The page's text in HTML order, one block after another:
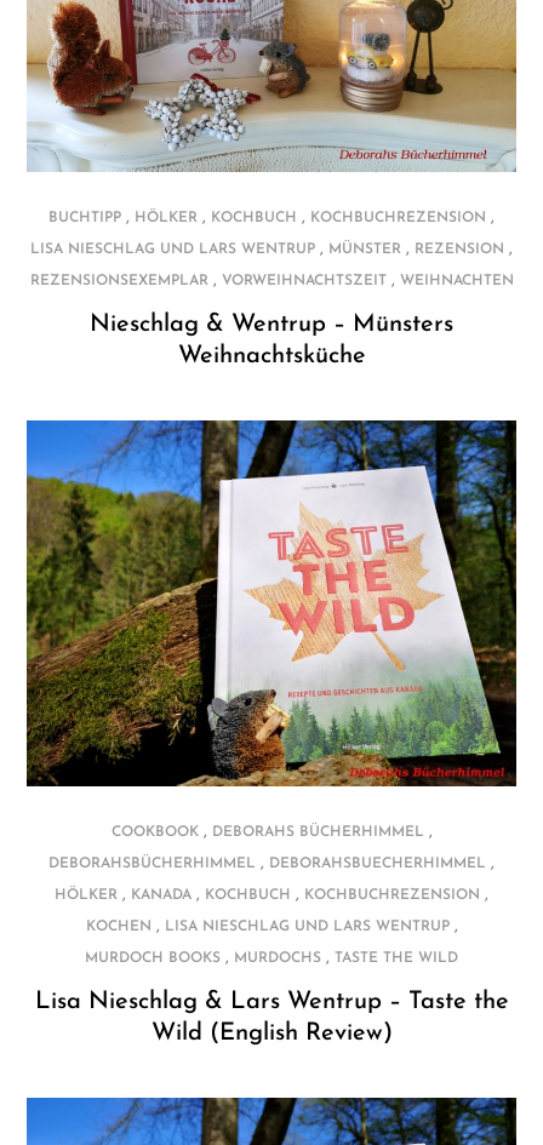
BUCHTIPP , HÖLKER , KOCHBUCH , KOCHBUCHREZENSION ,
LISA NIESCHLAG UND LARS WENTRUP , MÜNSTER , REZENSION ,
REZENSIONSEXEMPLAR, VORWEIHNACHTSZEIT, WEIHNACHTEN
Nieschlag & Wentrup – Münsters
Weihnachtsküche
COOKBOOK, DEBORAHS BÜCHERHIMMEL ,
DEBORAHSBÜCHERHIMMEL , DEBORAHSBUECHERHIMMEL ,
HÖLKER , KANADA , KOCHBUCH , KOCHBUCHREZENSION ,
KOCHEN , LISA NIESCHLAG UND LARS WENTRUP,
MURDOCH BOOKS , MURDOCHS , TASTE THE WILD
Lisa Nieschlag & Lars Wentrup – Taste the
Wild (English Review)